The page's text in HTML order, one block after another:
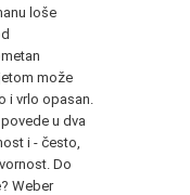
loše
može
i vrlo opasan.
u dva
i - često,
Do
Weber